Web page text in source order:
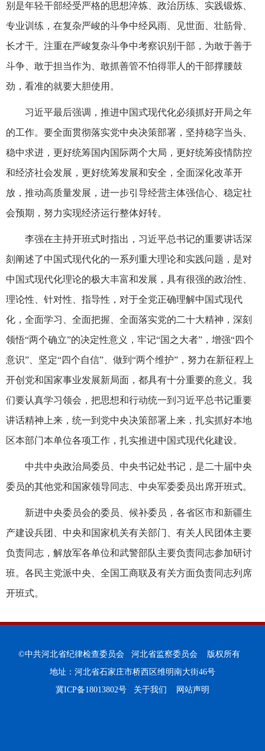
别是年轻干部经受严格的思想淬炼、政治历练、实践锻炼、
专业训练，在复杂严峻的斗争中经风雨、见世面、壮筋骨、
长才干。注重在严峻复杂斗争中考察识别干部，为敢于善于
斗争、敢于担当作为、敢抓善管不怕得罪人的干部撑腰鼓
劲，看准的就要大胆使用。
习近平最后强调，推进中国式现代化必须抓好开局之年
的工作。要全面贯彻落实党中央决策部署，坚持稳字当头、
稳中求进，更好统筹国内国际两个大局，更好统筹疫情防控
和经济社会发展，更好统筹发展和安全，全面深化改革开
放，推动高质量发展，进一步引导经营主体强信心、稳定社
会预期，努力实现经济运行整体好转。
李强在主持开班式时指出，习近平总书记的重要讲话深
刻阐述了中国式现代化的一系列重大理论和实践问题，是对
中国式现代化理论的极大丰富和发展，具有很强的政治性、
理论性、针对性、指导性，对于全党正确理解中国式现代
化，全面学习、全面把握、全面落实党的二十大精神，深刻
领悟“两个确立”的决定性意义，牢记“国之大者”，增强“四个
意识”、坚定“四个自信”、做到“两个维护”，努力在新征程上
开创党和国家事业发展新局面，都具有十分重要的意义。我
们要认真学习领会，把思想和行动统一到习近平总书记重要
讲话精神上来，统一到党中央决策部署上来，扎实抓好本地
区本部门本单位各项工作，扎实推进中国式现代化建设。
中共中央政治局委员、中央书记处书记，是二十届中央
委员的其他党和国家领导同志、中央军委委员出席开班式。
新进中央委员会的委员、候补委员，各省区市和新疆生
产建设兵团、中央和国家机关有关部门、有关人民团体主要
负责同志，解放军各单位和武警部队主要负责同志参加研讨
班。各民主党派中央、全国工商联及有关方面负责同志列席
开班式。
©中共河北省纪律检查委员会 河北省监察委员会 版权所有
地址：河北省石家庄市桥西区维明南大街46号
冀ICP备18013802号
关于我们 网站声明